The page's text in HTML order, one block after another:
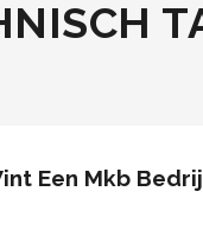
Een Mkb